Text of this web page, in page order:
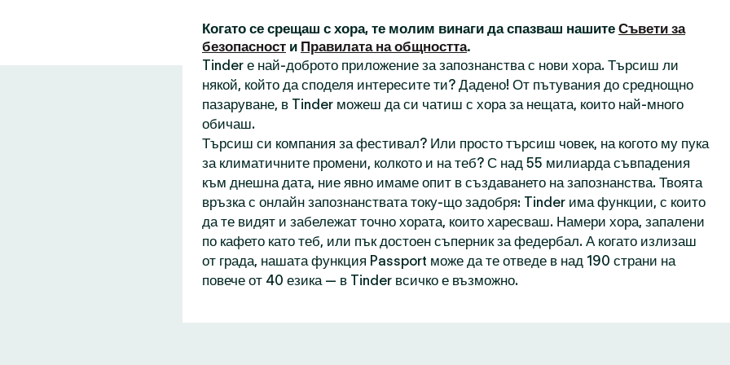
Когато се срещаш с хора, те молим винаги да спазваш нашите Съвети за
безопасност и Правилата на общността.
Tinder е най-доброто приложение за запознанства с нови хора. Търсиш ли
някой, който да споделя интересите ти? Дадено! От пътувания до среднощно
пазаруване, в Tinder можеш да си чатиш с хора за нещата, които най-много
обичаш.
Търсиш си компания за фестивал? Или просто търсиш човек, на когото му пука
за климатичните промени, колкото и на теб? С над 55 милиарда съвпадения
към днешна дата, ние явно имаме опит в създаването на запознанства. Твоята
връзка с онлайн запознанствата току-що задобря: Tinder има функции, с които
да те видят и забележат точно хората, които харесваш. Намери хора, запалени
по кафето като теб, или пък достоен съперник за федербал. А когато излизаш
от града, нашата функция Passport може да те отведе в над 190 страни на
повече от 40 езика — в Tinder всичко е възможно.